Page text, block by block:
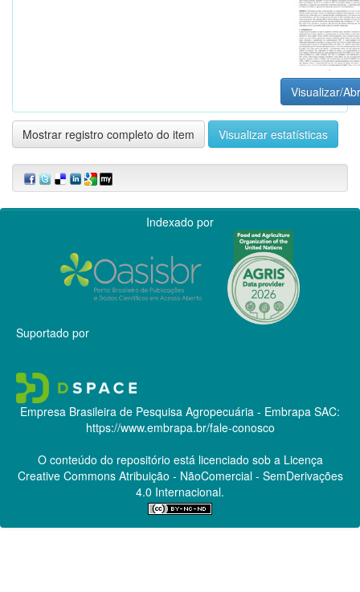
Visualizar/
Mostrar registro completo do item Visualizar estatísticas
Indexado por
Suportado por
Empresa Brasileira de Pesquisa Agropecuária - Embrapa SAC:
https://www.embrapa.br/fale-conosco
O conteúdo do repositório está licenciado sob a Licença
Creative CommonsAtribuição - NãoComercial - SemDerivações
4.0 Internacional.